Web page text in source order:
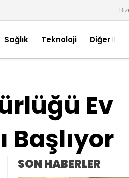
Sağlık Teknoloji Diğer
Ev
Başlıyor
SON HABERLER